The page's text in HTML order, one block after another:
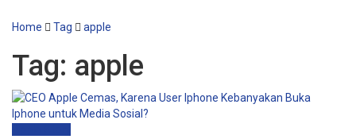
Home Tag apple
Tag: apple